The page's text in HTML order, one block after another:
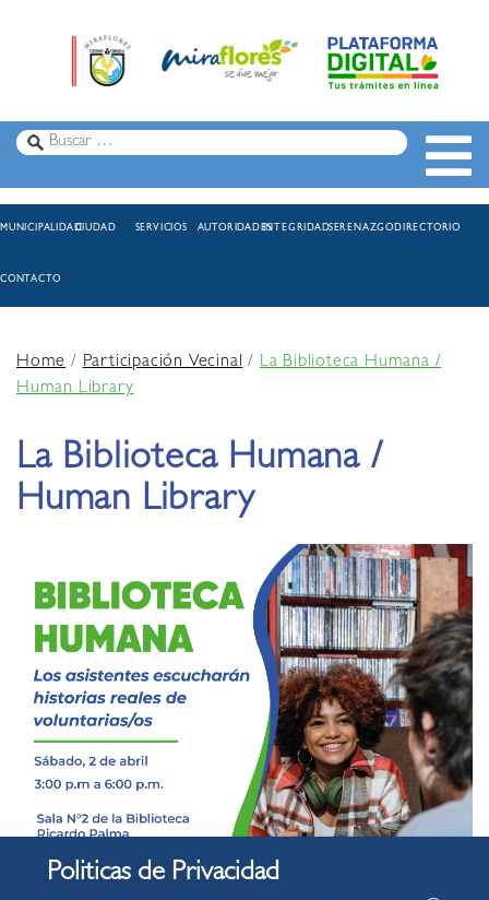
MUNICIPALIDADCIUDAD SERVICIOS AUTORIDADESINTEGRIDADSERENAZGODIRECTORIO
CONTACTO
Home/Participación Vecinal/La Biblioteca Humana /
Human Library
La Biblioteca Humana /
Human Library